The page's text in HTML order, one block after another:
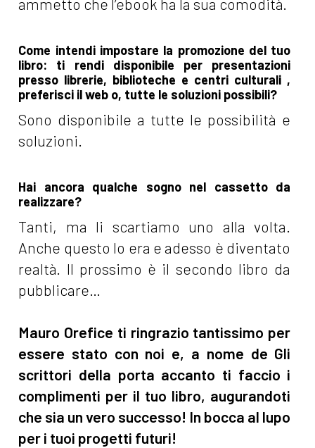
ammetto che l’ebook ha la sua comodità.
Come intendi impostare la promozione del tuo
libro: ti rendi disponibile per presentazioni
presso librerie, biblioteche e centri culturali ,
preferisci il web o, tutte le soluzioni possibili?
Sono disponibile a tutte le possibilità e
soluzioni.
Hai ancora qualche sogno nel cassetto da
realizzare?
Tanti, ma li scartiamo uno alla volta.
Anche questo lo era e adesso è diventato
realtà. Il prossimo è il secondo libro da
pubblicare…
Mauro Orefice ti ringrazio tantissimo per
essere stato con noi e, a nome de Gli
scrittori della porta accanto ti faccio i
complimenti per il tuo libro, augurandoti
che sia un vero successo! In bocca al lupo
per i tuoi progetti futuri!